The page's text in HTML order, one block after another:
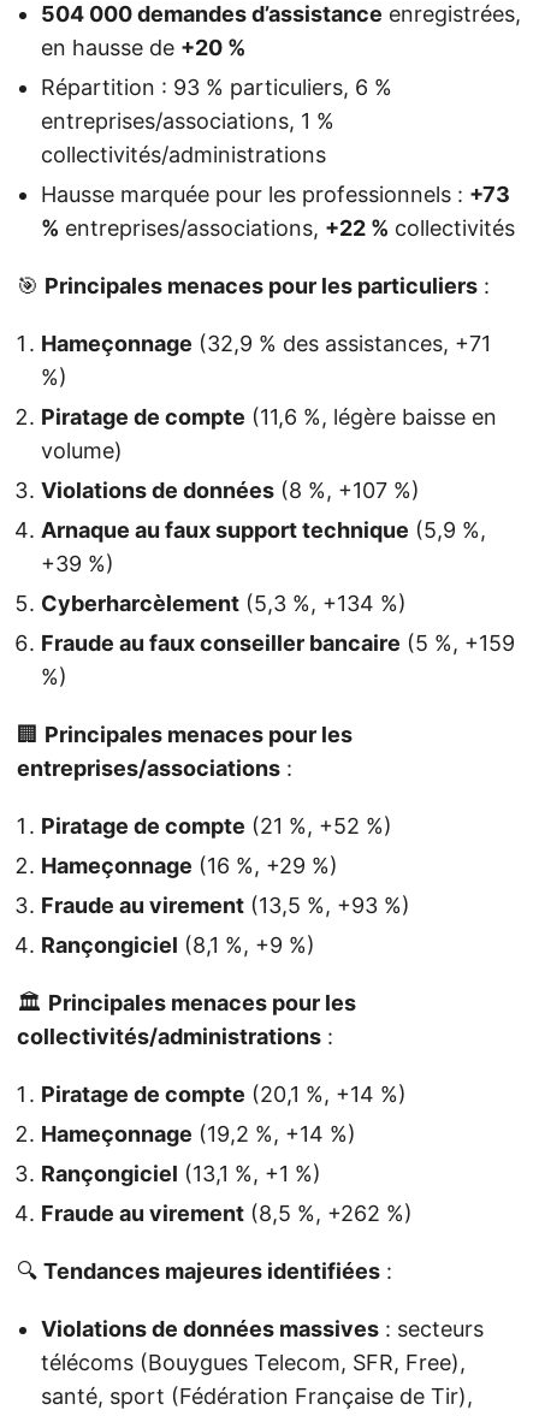
504 000 demandes d’assistance enregistrées,
en hausse de +20 %
Répartition : 93 % particuliers, 6 %
entreprises/associations, 1 %
collectivités/administrations
Hausse marquée pour les professionnels : +73
% entreprises/associations, +22 % collectivités
🎯 Principales menaces pour les particuliers :
Hameçonnage (32,9 % des assistances, +71
%)
Piratage de compte (11,6 %, légère baisse en
volume)
Violations de données (8 %, +107 %)
Arnaque au faux support technique (5,9 %,
+39 %)
Cyberharcèlement (5,3 %, +134 %)
Fraude au faux conseiller bancaire (5 %, +159
%)
🏢 Principales menaces pour les
entreprises/associations :
Piratage de compte (21 %, +52 %)
Hameçonnage (16 %, +29 %)
Fraude au virement (13,5 %, +93 %)
Rançongiciel (8,1 %, +9 %)
🏛️ Principales menaces pour les
collectivités/administrations :
Piratage de compte (20,1 %, +14 %)
Hameçonnage (19,2 %, +14 %)
Rançongiciel (13,1 %, +1 %)
Fraude au virement (8,5 %, +262 %)
🔍 Tendances majeures identifiées :
Violations de données massives : secteurs
télécoms (Bouygues Telecom, SFR, Free),
santé, sport (Fédération Française de Tir),